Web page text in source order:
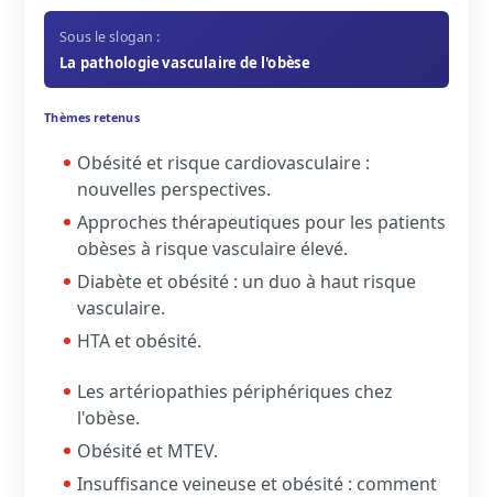
Sous le slogan :
La pathologie vasculaire de l'obèse
Thèmes retenus
Obésité et risque cardiovasculaire :
nouvelles perspectives.
Approches thérapeutiques pour les patients
obèses à risque vasculaire élevé.
Diabète et obésité : un duo à haut risque
vasculaire.
HTA et obésité.
Les artériopathies périphériques chez
l'obèse.
Obésité et MTEV.
Insuffisance veineuse et obésité : comment